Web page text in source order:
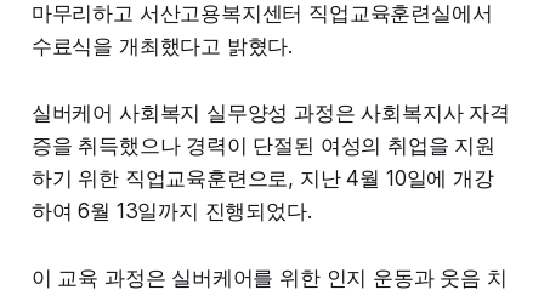
마무리하고 서산고용복지센터 직업교육훈련실에서
수료식을 개최했다고 밝혔다.
실버케어 사회복지 실무양성 과정은 사회복지사 자격
증을 취득했으나 경력이 단절된 여성의 취업을 지원
하기 위한 직업교육훈련으로, 지난 4월 10일에 개강
하여 6월 13일까지 진행되었다.
이 교육 과정은 실버케어를 위한 인지 운동과 웃음 치